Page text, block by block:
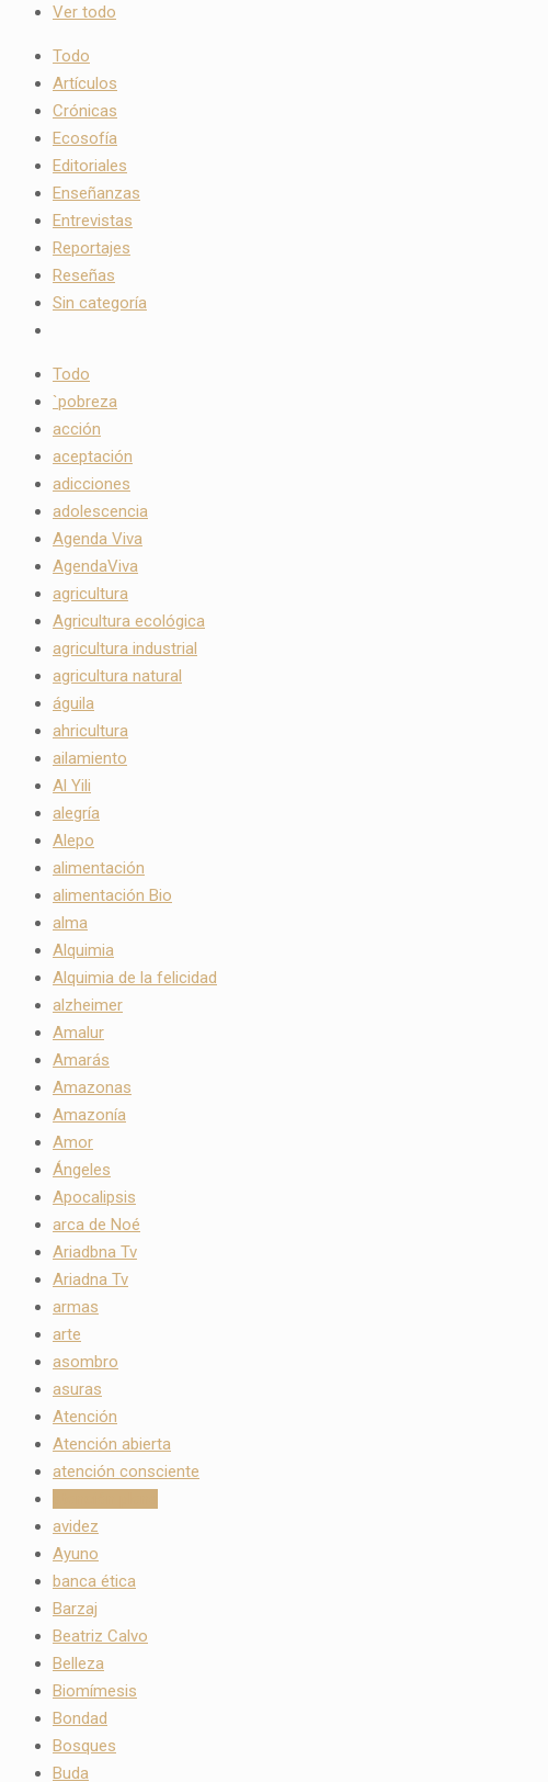
Ver todo
Todo
Artículos
Crónicas
Ecosofía
Editoriales
Enseñanzas
Entrevistas
Reportajes
Reseñas
Sin categoría
Todo
`pobreza
acción
aceptación
adicciones
adolescencia
Agenda Viva
AgendaViva
agricultura
Agricultura ecológica
agricultura industrial
agricultura natural
águila
ahricultura
ailamiento
Al Yili
alegría
Alepo
alimentación
alimentación Bio
alma
Alquimia
Alquimia de la felicidad
alzheimer
Amalur
Amarás
Amazonas
Amazonía
Amor
Ángeles
Apocalipsis
arca de Noé
Ariadbna Tv
Ariadna Tv
armas
arte
asombro
asuras
Atención
Atención abierta
atención consciente
avidez
Ayuno
banca ética
Barzaj
Beatriz Calvo
Belleza
Biomímesis
Bondad
Bosques
Buda